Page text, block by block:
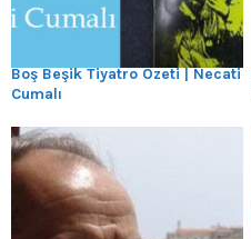
Boş Beşik Tiyatro Özeti | Necati
Cumalı